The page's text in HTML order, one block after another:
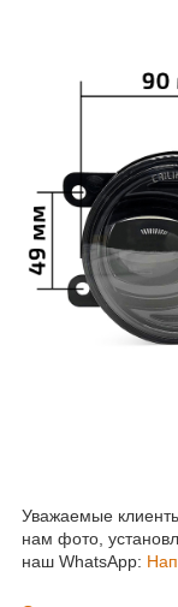
Уважаемые
нам фото,
наш WhatsApp: